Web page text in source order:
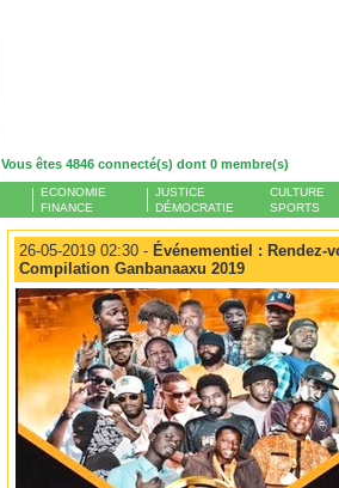
Vous êtes 4846 connecté(s) dont 0 membre(s)
ECONOMIE
FINANCE
JUSTICE
DÉMOCRATIE
CULTURE
SPORTS
26-05-2019 02:30 - Événementiel : Rendez-
Compilation Ganbanaaxu 2019